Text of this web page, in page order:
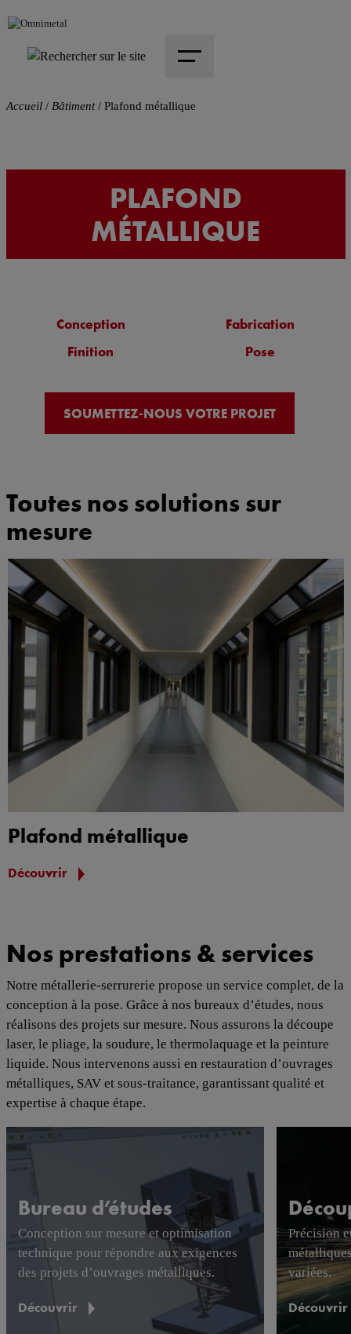
Accueil / Bâtiment/ Plafond métallique
PLAFOND
MÉTALLIQUE
Conception
Fabrication
Finition
Pose
SOUMETTEZ-NOUS VOTRE PROJET
Toutes nos solutions sur
mesure
Plafond métallique
Découvrir
Nos prestations & services
Notre métallerie-serrurerie propose un service complet, de la
conception à la pose. Grâce à nos bureaux d’études, nous
réalisons des projets sur mesure. Nous assurons la découpe
laser, le pliage, la soudure, le thermolaquage et la peinture
liquide. Nous intervenons aussi en restauration d’ouvrages
métalliques, SAV et sous-traitance, garantissant qualité et
expertise à chaque étape.
Bureau d’études
Conception sur mesure et optimisation
technique pour répondre aux exigences
des projets d’ouvrages métalliques.
Découvrir
Précision
variées.
Découvrir